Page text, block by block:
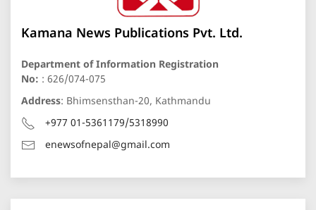
Kamana News Publications Pvt. Ltd.
Department of Information Registration
No: : 626/074-075
Address: Bhimsensthan-20, Kathmandu
+977 01-5361179/5318990
enewsofnepal@gmail.com